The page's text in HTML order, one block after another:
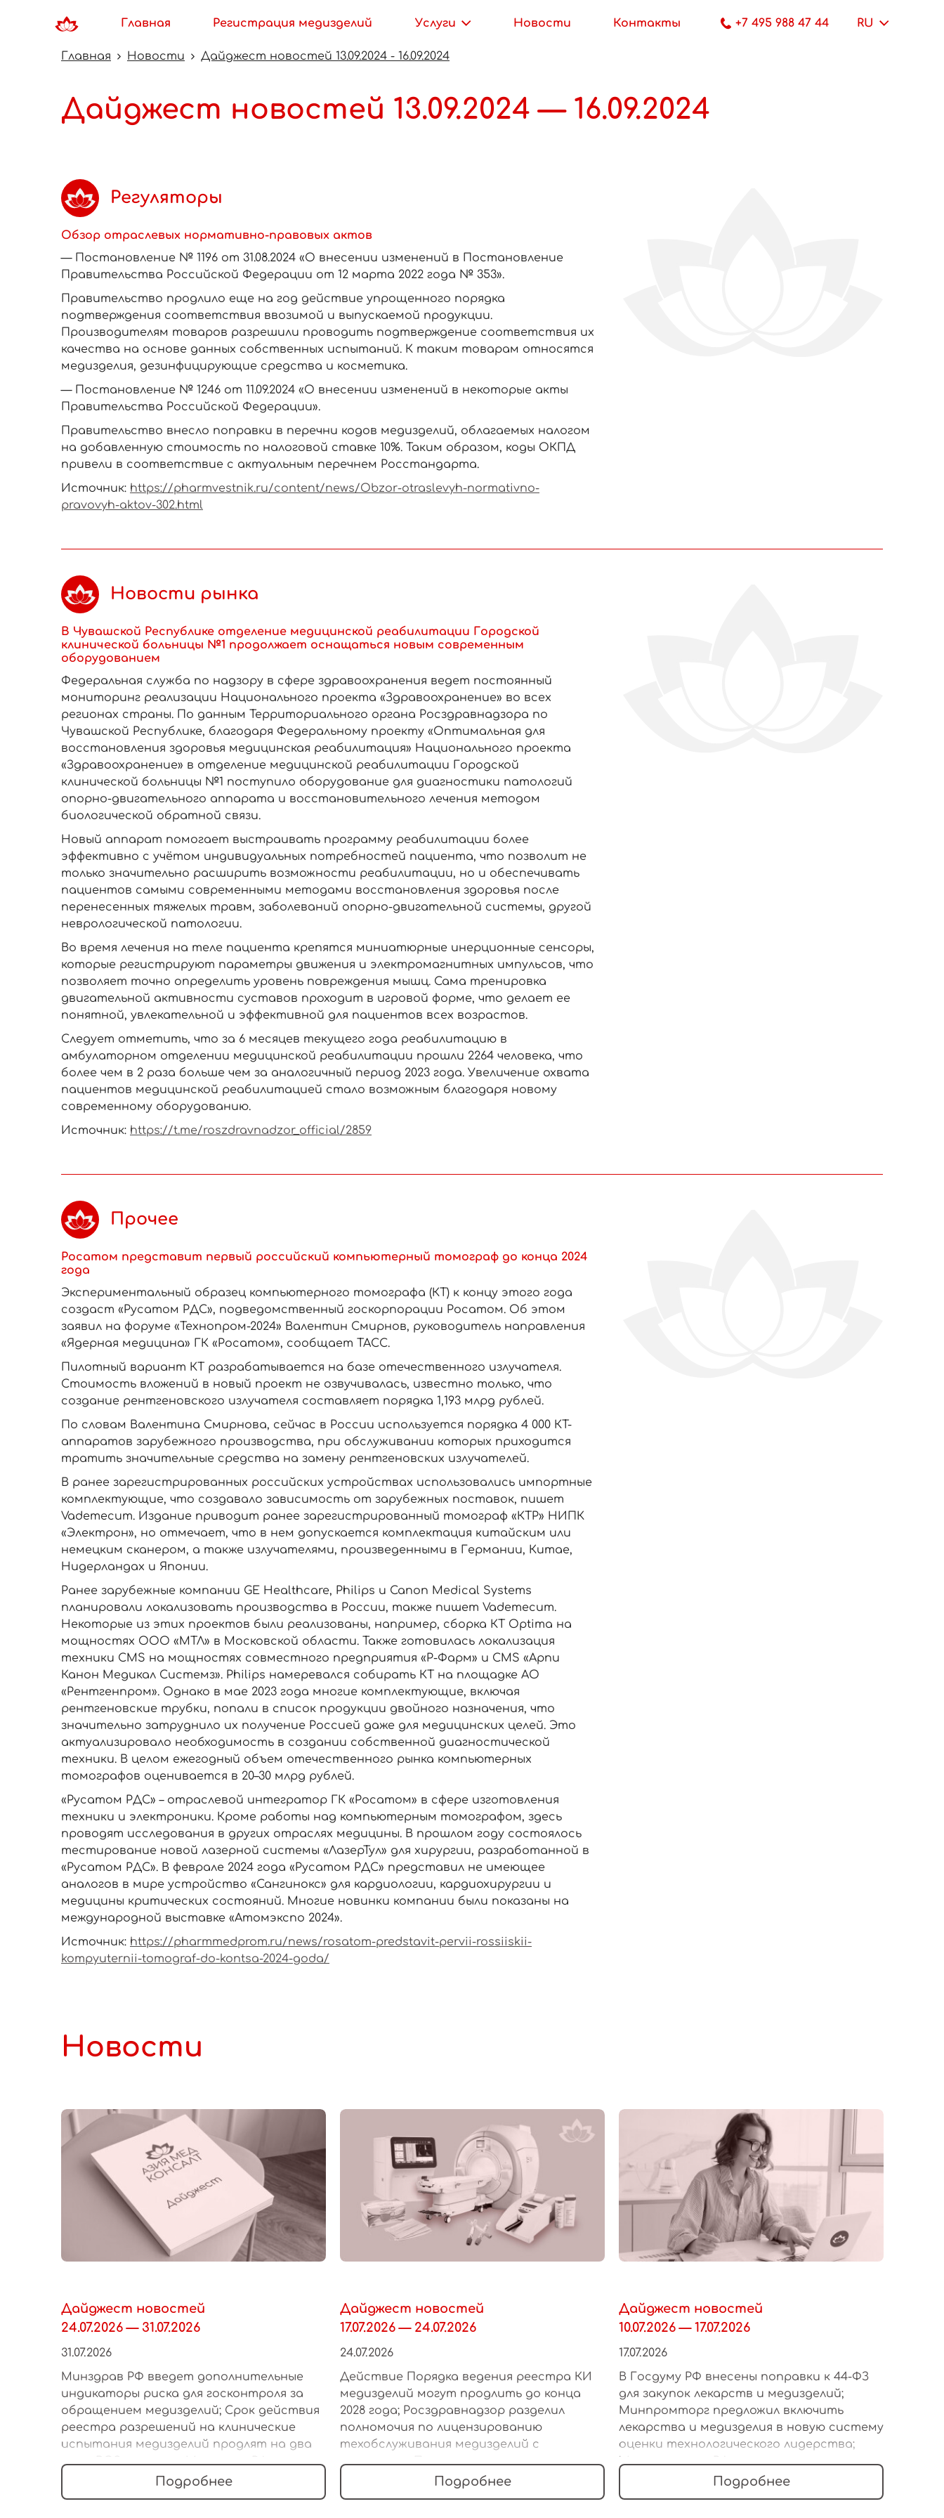
Главная Регистрация медизделий Услуги Новости Контакты +7 495 988 47 44 RU
Главная Новости Дайджест новостей 13.09.2024 - 16.09.2024
Дайджест новостей 13.09.2024 — 16.09.2024
Регуляторы
Обзор отраслевых нормативно-правовых актов
— Постановление № 1196 от 31.08.2024 «О внесении изменений в Постановление
Правительства Российской Федерации от 12 марта 2022 года № 353».
Правительство продлило еще на год действие упрощенного порядка
подтверждения соответствия ввозимой и выпускаемой продукции.
Производителям товаров разрешили проводить подтверждение соответствия их
качества на основе данных собственных испытаний. К таким товарам относятся
медизделия, дезинфицирующие средства и косметика.
— Постановление № 1246 от 11.09.2024 «О внесении изменений в некоторые акты
Правительства Российской Федерации».
Правительство внесло поправки в перечни кодов медизделий, облагаемых налогом
на добавленную стоимость по налоговой ставке 10%. Таким образом, коды ОКПД
привели в соответствие с актуальным перечнем Росстандарта.
Источник: https://pharmvestnik.ru/content/news/Obzor-otraslevyh-normativno-
pravovyh-aktov-302.html
Новости рынка
В Чувашской Республике отделение медицинской реабилитации Городской
клинической больницы №1 продолжает оснащаться новым современным
оборудованием
Федеральная служба по надзору в сфере здравоохранения ведет постоянный
мониторинг реализации Национального проекта «Здравоохранение» во всех
регионах страны. По данным Территориального органа Росздравнадзора по
Чувашской Республике, благодаря Федеральному проекту «Оптимальная для
восстановления здоровья медицинская реабилитация» Национального проекта
«Здравоохранение» в отделение медицинской реабилитации Городской
клинической больницы №1 поступило оборудование для диагностики патологий
опорно-двигательного аппарата и восстановительного лечения методом
биологической обратной связи.
Новый аппарат помогает выстраивать программу реабилитации более
эффективно с учётом индивидуальных потребностей пациента, что позволит не
только значительно расширить возможности реабилитации, но и обеспечивать
пациентов самыми современными методами восстановления здоровья после
перенесенных тяжелых травм, заболеваний опорно-двигательной системы, другой
неврологической патологии.
Во время лечения на теле пациента крепятся миниатюрные инерционные сенсоры,
которые регистрируют параметры движения и электромагнитных импульсов, что
позволяет точно определить уровень повреждения мышц. Сама тренировка
двигательной активности суставов проходит в игровой форме, что делает ее
понятной, увлекательной и эффективной для пациентов всех возрастов.
Следует отметить, что за 6 месяцев текущего года реабилитацию в
амбулаторном отделении медицинской реабилитации прошли 2264 человека, что
более чем в 2 раза больше чем за аналогичный период 2023 года. Увеличение охвата
пациентов медицинской реабилитацией стало возможным благодаря новому
современному оборудованию.
Источник: https://t.me/roszdravnadzor_official/2859
Прочее
Росатом представит первый российский компьютерный томограф до конца 2024
года
Экспериментальный образец компьютерного томографа (КТ) к концу этого года
создаст «Русатом РДС», подведомственный госкорпорации Росатом. Об этом
заявил на форуме «Технопром-2024» Валентин Смирнов, руководитель направления
«Ядерная медицина» ГК «Росатом», сообщает ТАСС.
Пилотный вариант КТ разрабатывается на базе отечественного излучателя.
Стоимость вложений в новый проект не озвучивалась, известно только, что
создание рентгеновского излучателя составляет порядка 1,193 млрд рублей.
По словам Валентина Смирнова, сейчас в России используется порядка 4 000 КТ-
аппаратов зарубежного производства, при обслуживании которых приходится
тратить значительные средства на замену рентгеновских излучателей.
В ранее зарегистрированных российских устройствах использовались импортные
комплектующие, что создавало зависимость от зарубежных поставок, пишет
Vademecum. Издание приводит ранее зарегистрированный томограф «КТР» НИПК
«Электрон», но отмечает, что в нем допускается комплектация китайским или
немецким сканером, а также излучателями, произведенными в Германии, Китае,
Нидерландах и Японии.
Ранее зарубежные компании GE Healthcare, Philips и Canon Medical Systems
планировали локализовать производства в России, также пишет Vademecum.
Некоторые из этих проектов были реализованы, например, сборка КТ Optima на
мощностях ООО «МТЛ» в Московской области. Также готовилась локализация
техники CMS на мощностях совместного предприятия «Р-Фарм» и CMS «Арпи
Канон Медикал Системз». Philips намеревался собирать КТ на площадке АО
«Рентгенпром». Однако в мае 2023 года многие комплектующие, включая
рентгеновские трубки, попали в список продукции двойного назначения, что
значительно затруднило их получение Россией даже для медицинских целей. Это
актуализировало необходимость в создании собственной диагностической
техники. В целом ежегодный объем отечественного рынка компьютерных
томографов оценивается в 20–30 млрд рублей.
«Русатом РДС» – отраслевой интегратор ГК «Росатом» в сфере изготовления
техники и электроники. Кроме работы над компьютерным томографом, здесь
проводят исследования в других отраслях медицины. В прошлом году состоялось
тестирование новой лазерной системы «ЛазерТул» для хирургии, разработанной в
«Русатом РДС». В феврале 2024 года «Русатом РДС» представил не имеющее
аналогов в мире устройство «Сангинокс» для кардиологии, кардиохирургии и
медицины критических состояний. Многие новинки компании были показаны на
международной выставке «Атомэкспо 2024».
Источник: https://pharmmedprom.ru/news/rosatom-predstavit-pervii-rossiiskii-
kompyuternii-tomograf-do-kontsa-2024-goda/
Новости
Дайджест новостей
24.07.2026 — 31.07.2026
31.07.2026
Минздрав РФ введет дополнительные
индикаторы риска для госконтроля за
обращением медизделий; Срок действия
реестра разрешений на клинические
испытания медизделий продлят на два
года; ВОЗ включила Минздрав РФ в список
12 органов для облегчения регулирования
рынка медизделий
Подробнее
Дайджест новостей
17.07.2026 — 24.07.2026
24.07.2026
Действие Порядка ведения реестра КИ
медизделий могут продлить до конца
2028 года; Росздравнадзор разделил
полномочия по лицензированию
техобслуживания медизделий с
регионами; Правила маркировки
медизделий предложили
распространить на мультитоварные
Подробнее
Дайджест новостей
10.07.2026 — 17.07.2026
17.07.2026
В Госдуму РФ внесены поправки к 44-ФЗ
для закупок лекарств и медизделий;
Минпромторг предложил включить
лекарства и медизделия в новую систему
оценки технологического лидерства;
Минпромторг РФ намерен заменить
формы сертификатов и деклараций о
соответствии
Подробнее